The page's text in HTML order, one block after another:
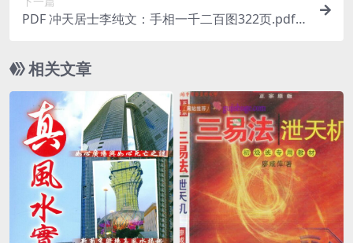
PDF 冲天居士李纯文：手相一千二百图322页.pdf
相关文章